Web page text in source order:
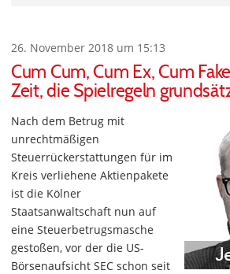
26. November 2018 um 15:13
Cum Cum, Cum Ex, Cum
Zeit, die Spielregeln
Nach dem Betrug mit
unrechtmäßigen
Steuerrückerstattungen für im
Kreis verliehene Aktienpakete
ist die Kölner
Staatsanwaltschaft nun auf
eine Steuerbetrugsmasche
gestoßen, vor der die US-
Börsenaufsicht SEC schon seit